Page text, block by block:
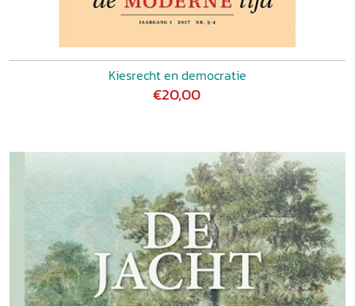
Kiesrecht en democratie
€20,00